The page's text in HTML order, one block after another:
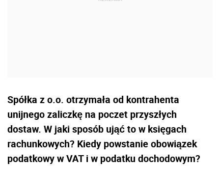
Spółka z o.o. otrzymała od kontrahenta
unijnego zaliczkę na poczet przyszłych
dostaw. W jaki sposób ująć to w księgach
rachunkowych? Kiedy powstanie obowiązek
podatkowy w VAT i w podatku dochodowym?